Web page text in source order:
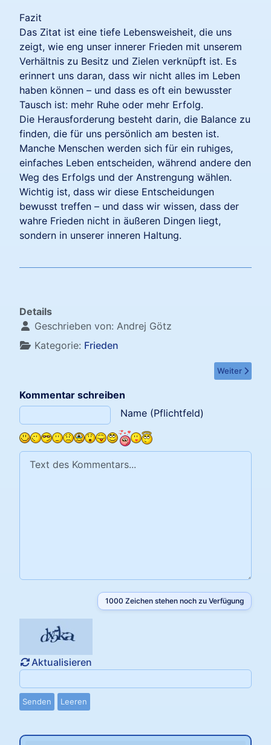
Fazit
Das Zitat ist eine tiefe Lebensweisheit, die uns
zeigt, wie eng unser innerer Frieden mit unserem
Verhältnis zu Besitz und Zielen verknüpft ist. Es
erinnert uns daran, dass wir nicht alles im Leben
haben können – und dass es oft ein bewusster
Tausch ist: mehr Ruhe oder mehr Erfolg.
Die Herausforderung besteht darin, die Balance zu
finden, die für uns persönlich am besten ist.
Manche Menschen werden sich für ein ruhiges,
einfaches Leben entscheiden, während andere den
Weg des Erfolgs und der Anstrengung wählen.
Wichtig ist, dass wir diese Entscheidungen
bewusst treffen – und dass wir wissen, dass der
wahre Frieden nicht in äußeren Dingen liegt,
sondern in unserer inneren Haltung.
Details
Geschrieben von: Andrej Götz
Kategorie: Frieden
Nächster
Weiter
Kommentar schreiben
Name (Pflichtfeld)
Text des Kommentars
1000 Zeichen stehen noch zu Verfügung
Aktualisieren
Senden Leeren